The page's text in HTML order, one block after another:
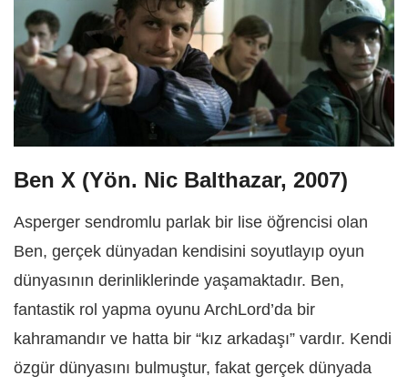
Ben X (Yön. Nic Balthazar, 2007)
Asperger sendromlu parlak bir lise öğrencisi olan
Ben, gerçek dünyadan kendisini soyutlayıp oyun
dünyasının derinliklerinde yaşamaktadır. Ben,
fantastik rol yapma oyunu ArchLord’da bir
kahramandır ve hatta bir “kız arkadaşı” vardır. Kendi
özgür dünyasını bulmuştur, fakat gerçek dünyada